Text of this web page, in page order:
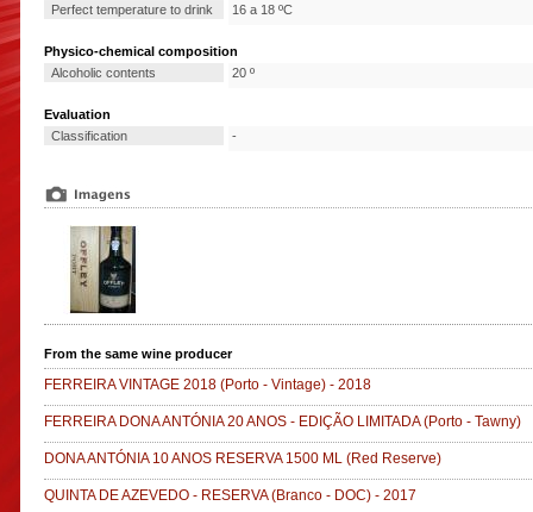
Perfect temperature to drink 16 a 18 ºC
Physico-chemical composition
Alcoholic contents
20 º
Evaluation
Classification
-
From the same wine producer
FERREIRA VINTAGE 2018 (Porto - Vintage) - 2018
FERREIRA DONA ANTÓNIA 20 ANOS - EDIÇÃO LIMITADA(Porto - Tawny)
DONA ANTÓNIA 10 ANOS RESERVA 1500 ML (Red Reserve)
QUINTA DE AZEVEDO - RESERVA(Branco - DOC) - 2017